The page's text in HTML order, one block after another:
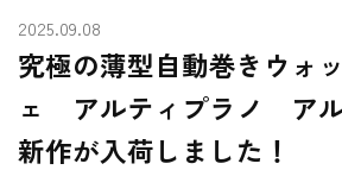
2025.09.08
究極の薄型自動巻きウォ
ェ アルティプラノ ア
新作が入荷しました！